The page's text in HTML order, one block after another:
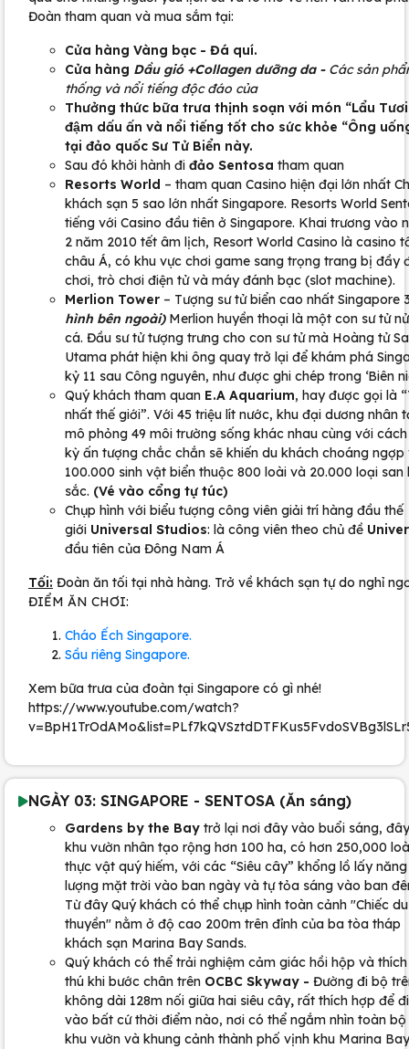
Đoàn tham quan và mua sắm tại:
Cửa hàng Vàng bạc - Đá quí.
Cửa hàng Dầu gió +Collagen dưỡng da -Các sản
thống và nổi tiếng độc đáo của
Thưởng thức bữa trưa thịnh soạn với món “Lẩu Tươi
đậm dấu ấn và nổi tiếng tốt cho sức khỏe “Ông
tại đảo quốc Sư Tử Biển này.
Sau đó khởi hành đi đảo Sentosa tham quan
Resorts World – tham quan Casino hiện đại lớn nhất
khách sạn 5 sao lớn nhất Singapore. Resorts World
tiếng với Casino đầu tiên ở Singapore. Khai trương vào
2 năm 2010 tết âm lịch, Resort World Casino là casino
châu Á, có khu vực chơi game sang trọng trang bị đầy
chơi, trò chơi điện tử và máy đánh bạc (slot machine).
Merlion Tower – Tượng sư tử biển cao nhất Singapore
hình bên ngoài)Merlion huyền thoại là một con sư tử
cá. Đầu sư tử tượng trưng cho con sư tử mà Hoàng tử
Utama phát hiện khi ông quay trở lại để khám phá
kỷ 11 sau Công nguyên, như được ghi chép trong ‘Biên
Quý khách tham quan E.A Aquarium, hay được gọi là
nhất thế giới”. Với 45 triệu lít nước, khu đại dương nhân
mô phỏng 49 môi trường sống khác nhau cùng với
kỳ ấn tượng chắc chắn sẽ khiến du khách choáng ngợp
100.000 sinh vật biển thuộc 800 loài và 20.000 loại san
sắc. (Vé vào cổng tự túc)
Chụp hình với biểu tượng công viên giải trí hàng đầu thế
giới Universal Studios: là công viên theo chủ đề
đầu tiên của Đông Nam Á
Tối: Đoàn ăn tối tại nhà hàng. Trở về khách sạn tự do nghỉ
ĐIỂM ĂN CHƠI:
Cháo Ếch Singapore.
Sầu riêng Singapore.
Xem bữa trưa của đoàn tại Singapore có gì nhé!
https://www.youtube.com/watch?
NGÀY 03: SINGAPORE - SENTOSA (Ăn sáng)
Gardens by the Bay trở lại nơi đây vào buổi sáng,
khu vườn nhân tạo rộng hơn 100 ha, có hơn 250,000
thực vật quý hiếm, với các “Siêu cây” khổng lồ lấy năng
lượng mặt trời vào ban ngày và tự tỏa sáng vào ban
Từ đây Quý khách có thể chụp hình toàn cảnh "Chiếc du
thuyền" nằm ở độ cao 200m trên đỉnh của ba tòa tháp
khách sạn Marina Bay Sands.
Quý khách có thể trải nghiệm cảm giác hồi hộp và thích
thú khi bước chân trên OCBC Skyway - Đường đi bộ
không dài 128m nối giữa hai siêu cây, rất thích hợp để
vào bất cứ thời điểm nào, nơi có thể ngắm nhìn toàn bộ
khu vườn và khung cảnh thành phố vịnh khu Marina